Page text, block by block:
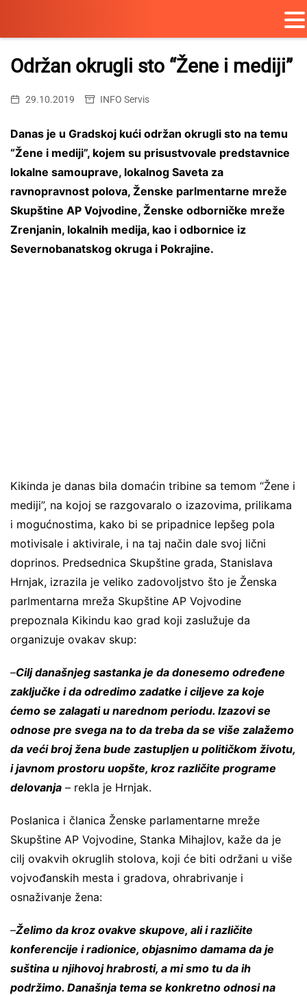
Skip
content
Održan okrugli sto “Žene i mediji”
29.10.2019 INFO Servis
Danas je u Gradskoj kući održan okrugli sto na temu
“Žene i mediji”, kojem su prisustvovale predstavnice
lokalne samouprave, lokalnog Saveta za
ravnopravnost polova, Ženske parlmentarne mreže
Skupštine AP Vojvodine, Ženske odborničke mreže
Zrenjanin, lokalnih medija, kao i odbornice iz
Severnobanatskog okruga i Pokrajine.
Kikinda je danas bila domaćin tribine sa temom “Žene i
mediji”, na kojoj se razgovaralo o izazovima, prilikama
i mogućnostima, kako bi se pripadnice lepšeg pola
motivisale i aktivirale, i na taj način dale svoj lični
doprinos. Predsednica Skupštine grada, Stanislava
Hrnjak, izrazila je veliko zadovoljstvo što je Ženska
parlmentarna mreža Skupštine AP Vojvodine
prepoznala Kikindu kao grad koji zaslužuje da
organizuje ovakav skup:
–Cilj današnjeg sastanka je da donesemo određene
zaključke i da odredimo zadatke i ciljeve za koje
ćemo se zalagati u narednom periodu. Izazovi se
odnose pre svega na to da treba da se više zalažemo
da veći broj žena bude zastupljen u političkom životu,
i javnom prostoru uopšte, kroz različite programe
delovanja – rekla je Hrnjak.
Poslanica i članica Ženske parlamentarne mreže
Skupštine AP Vojvodine, Stanka Mihajlov, kaže da je
cilj ovakvih okruglih stolova, koji će biti održani u više
vojvođanskih mesta i gradova, ohrabrivanje i
osnaživanje žena:
–Želimo da kroz ovakve skupove, ali i različite
konferencije i radionice, objasnimo damama da je
suština u njihovoj hrabrosti, a mi smo tu da ih
podržimo. Današnja tema se konkretno odnosi na